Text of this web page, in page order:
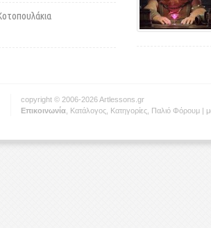
copyright © 2006-2026 Artlessons.gr
Eπικοινωνία Κατάλογος Κατηγορίες Παλιό Φόρουμ |